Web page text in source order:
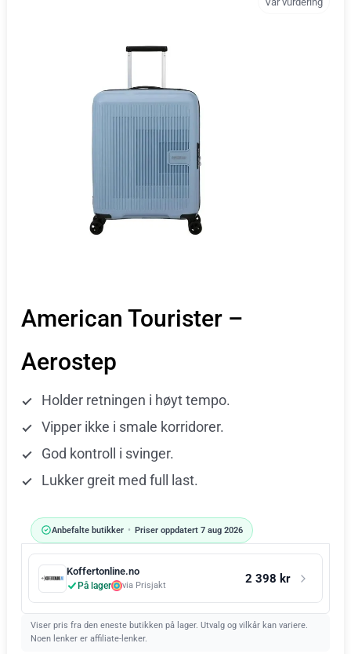
American Tourister –
Aerostep
Holder retningen i høyt tempo.
Vipper ikke i smale korridorer.
God kontroll i svinger.
Lukker greit med full last.
Anbefalte butikker • Priser oppdatert 7 aug 2026
Koffertonline.no
På lager via Prisjakt 2 398 kr
Viser pris fra den eneste butikken på lager. Utvalg og vilkår kan variere.
Noen lenker er affiliate-lenker.